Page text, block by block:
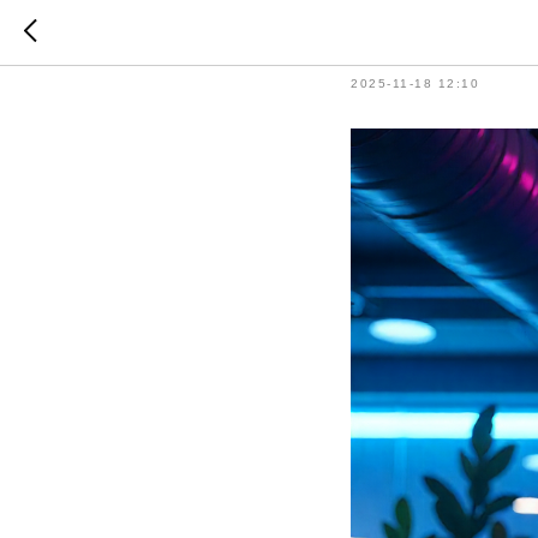
Веб
2025-11-18 12:10